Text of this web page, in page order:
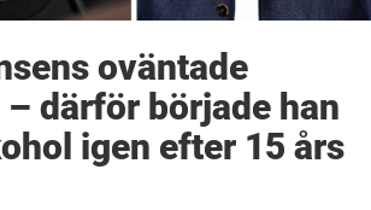
oväntade
– därför började han
igen efter 15 års